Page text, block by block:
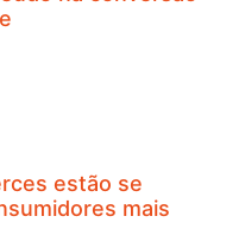
estão se
mais